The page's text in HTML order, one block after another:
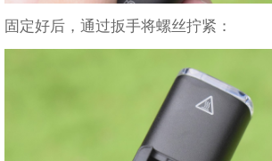
固定好后，通过扳手将螺丝拧紧：